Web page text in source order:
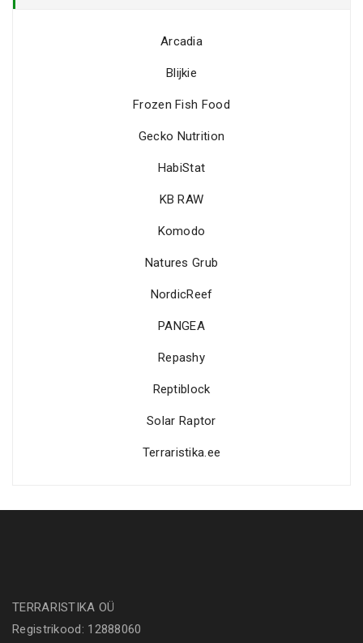
Arcadia
Blijkie
Frozen Fish Food
Gecko Nutrition
HabiStat
KB RAW
Komodo
Natures Grub
NordicReef
PANGEA
Repashy
Reptiblock
Solar Raptor
Terraristika.ee
TERRARISTIKA OÜ
Registrikood: 12888060